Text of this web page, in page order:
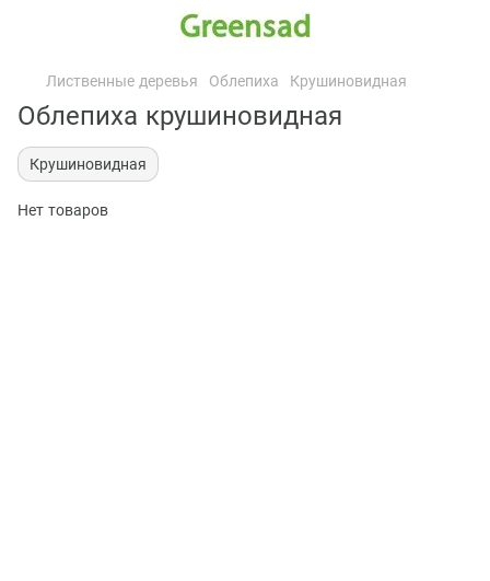
Лиственные деревья Облепиха Крушиновидная
Облепиха крушиновидная
Крушиновидная
Нет товаров